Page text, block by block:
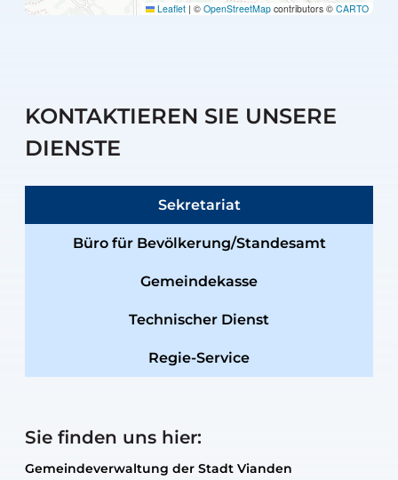
Leaflet | © OpenStreetMap contributors © CARTO
KONTAKTIEREN SIE UNSERE
DIENSTE
Sekretariat
Büro für Bevölkerung/Standesamt
Gemeindekasse
Technischer Dienst
Regie-Service
Sie finden uns hier:
Gemeindeverwaltung der Stadt Vianden
Gemeindeverwaltung der Stadt Vianden
Gemeindeverwaltung der Stadt Vianden
Gemeindeverwaltung der Stadt Vianden
Gemeindewerkstatt der Stadt Vianden